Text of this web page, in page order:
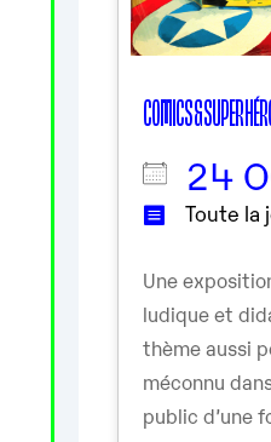
COMICS & SUPER
24
Toute la
Une
ludique et
thème aussi
méconnu
public d’une